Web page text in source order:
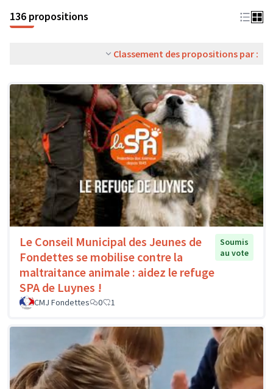
136 propositions
Classement des propositions par :
Le Conseil Municipal des Jeunes de
Fondettes se mobilise contre la
maltraitance animale : aidez le refuge
SPA de Luynes !
Soumis
au vote
CMJ Fondettes 0 1